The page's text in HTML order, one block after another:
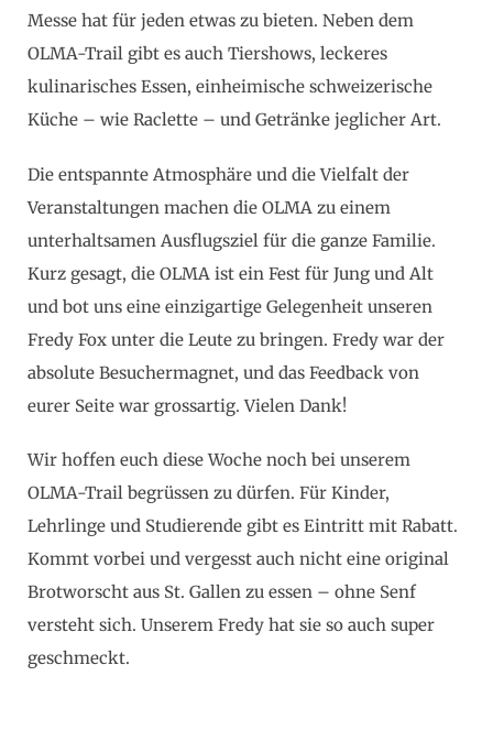
Messe hat für jeden etwas zu bieten. Neben dem
OLMA-Trail gibt es auch Tiershows, leckeres
kulinarisches Essen, einheimische schweizerische
Küche – wie Raclette – und Getränke jeglicher Art.
Die entspannte Atmosphäre und die Vielfalt der
Veranstaltungen machen die OLMA zu einem
unterhaltsamen Ausflugsziel für die ganze Familie.
Kurz gesagt, die OLMA ist ein Fest für Jung und Alt
und bot uns eine einzigartige Gelegenheit unseren
Fredy Fox unter die Leute zu bringen. Fredy war der
absolute Besuchermagnet, und das Feedback von
eurer Seite war grossartig. Vielen Dank!
Wir hoffen euch diese Woche noch bei unserem
OLMA-Trail begrüssen zu dürfen. Für Kinder,
Lehrlinge und Studierende gibt es Eintritt mit Rabatt.
Kommt vorbei und vergesst auch nicht eine original
Brotworscht aus St. Gallen zu essen – ohne Senf
versteht sich. Unserem Fredy hat sie so auch super
geschmeckt.